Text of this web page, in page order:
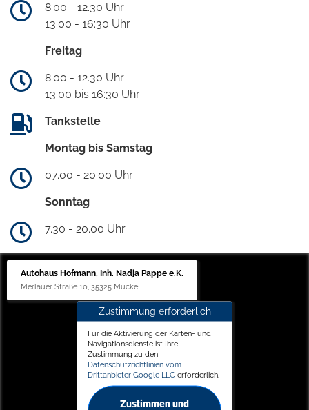
8.00 - 12.30 Uhr
13:00 - 16:30 Uhr
Freitag
8.00 - 12.30 Uhr
13:00 bis 16:30 Uhr
Tankstelle
Montag bis Samstag
07.00 - 20.00 Uhr
Sonntag
7.30 - 20.00 Uhr
Autohaus Hofmann, Inh. Nadja Pappe e.K.
Merlauer Straße 10, 35325 Mücke
Zustimmung erforderlich
Für die Aktivierung der Karten- und
Navigationsdienste ist Ihre
Zustimmung zu den
Datenschutzrichtlinien vom
Drittanbieter Google LLC erforderlich.
Zustimmen und